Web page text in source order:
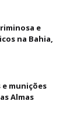
e
na Bahia,
munições
Almas